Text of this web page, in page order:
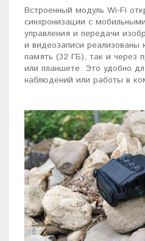
Встроенный модуль Wi-Fi
синхронизации с
управления и передачи
и видеозаписи реализованы
память (32 ГБ), так и через
или планшете. Это удобно
наблюдений или работы в